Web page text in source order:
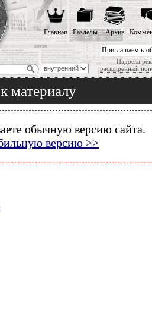
Приглашаем к
Надоела
расширенный
Главная Разделы Архив
материалу
обычную версию сайта.
версию >>